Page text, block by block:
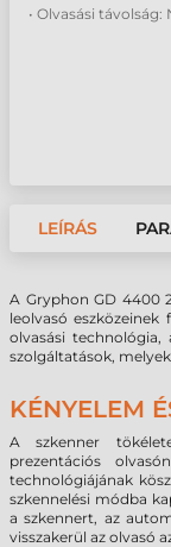
• Olvasási távolság:
LEÍRÁS
A Gryphon GD 4400
leolvasó
olvasási technológia,
szolgáltatások,
KÉNYELEM
A szkenner
prezentációs
technológiájának
szkennelési módba
a szkennert, az
visszakerül az olvasó